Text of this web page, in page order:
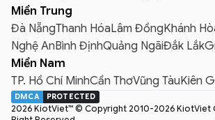
Miền Trung
Đà NẵngThanh HóaLâm ĐồngKhánh
Nghệ AnBình ĐịnhQuảng NgãiĐắk Lắk
Miền Nam
TP. Hồ Chí MinhCần ThơVũng TàuKiên
DMCA PROTECTED
2026 KiotViet™ © Copyright 2010-2026 KiotViet